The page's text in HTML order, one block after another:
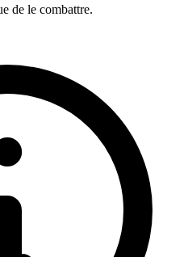
de le combattre.